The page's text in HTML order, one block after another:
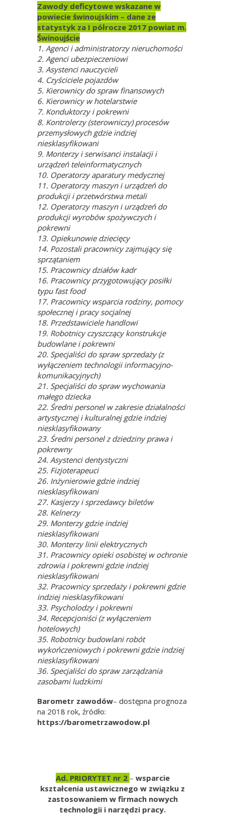
Zawody deficytowe wskazane w
powiecie świnoujskim – dane ze
statystyk za I półrocze 2017 powiat m.
Świnoujście
1. Agenci i administratorzy nieruchomości
2. Agenci ubezpieczeniowi
3. Asystenci nauczycieli
4. Czyściciele pojazdów
5. Kierownicy do spraw finansowych
6. Kierownicy w hotelarstwie
7. Konduktorzy i pokrewni
8. Kontrolerzy (sterowniczy) procesów
przemysłowych gdzie indziej
niesklasyfikowani
9. Monterzy i serwisanci instalacji i
urządzeń teleinformatycznych
10. Operatorzy aparatury medycznej
11. Operatorzy maszyn i urządzeń do
produkcji i przetwórstwa metali
12. Operatorzy maszyn i urządzeń do
produkcji wyrobów spożywczych i
pokrewni
13. Opiekunowie dziecięcy
14. Pozostali pracownicy zajmujący się
sprzątaniem
15. Pracownicy działów kadr
16. Pracownicy przygotowujący posiłki
typu fast food
17. Pracownicy wsparcia rodziny, pomocy
społecznej i pracy socjalnej
18. Przedstawiciele handlowi
19. Robotnicy czyszczący konstrukcje
budowlane i pokrewni
20. Specjaliści do spraw sprzedaży (z
wyłączeniem technologii informacyjno-
komunikacyjnych)
21. Specjaliści do spraw wychowania
małego dziecka
22. Średni personel w zakresie działalności
artystycznej i kulturalnej gdzie indziej
niesklasyfikowany
23. Średni personel z dziedziny prawa i
pokrewny
24. Asystenci dentystyczni
25. Fizjoterapeuci
26. Inżynierowie gdzie indziej
niesklasyfikowani
27. Kasjerzy i sprzedawcy biletów
28. Kelnerzy
29. Monterzy gdzie indziej
niesklasyfikowani
30. Monterzy linii elektrycznych
31. Pracownicy opieki osobistej w ochronie
zdrowia i pokrewni gdzie indziej
niesklasyfikowani
32. Pracownicy sprzedaży i pokrewni gdzie
indziej niesklasyfikowani
33. Psycholodzy i pokrewni
34. Recepcjoniści (z wyłączeniem
hotelowych)
35. Robotnicy budowlani robót
wykończeniowych i pokrewni gdzie indziej
niesklasyfikowani
36. Specjaliści do spraw zarządzania
zasobami ludzkimi
Barometr zawodów– dostępna prognoza
na 2018 rok, źródło:
https://barometrzawodow.pl
Ad. PRIORYTET nr 2 – wsparcie
kształcenia ustawicznego w związku z
zastosowaniem w firmach nowych
technologii i narzędzi pracy.